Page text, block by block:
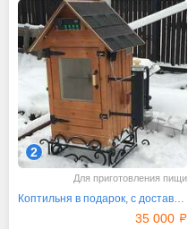
2
Для приготовления пищи
Коптильня в подарок, с доставкой
35 000